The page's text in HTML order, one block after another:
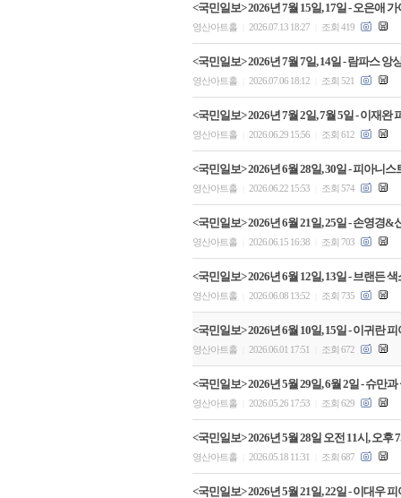
<국민일보> 2026년 7월 15일, 17일 - 오은애
영산아트홀 2026.07.13 18:27 조회 419
<국민일보> 2026년 7월 7일, 14일 - 람파스 앙
영산아트홀 2026.07.06 18:12 조회 521
<국민일보> 2026년 7월 2일, 7월 5일 - 이재
영산아트홀 2026.06.29 15:56 조회 612
<국민일보> 2026년 6월 28일, 30일 - 피아니
영산아트홀 2026.06.22 15:53 조회 574
<국민일보> 2026년 6월 21일, 25일 - 손영경
영산아트홀 2026.06.15 16:38 조회 703
<국민일보> 2026년 6월 12일, 13일 - 브랜든
영산아트홀 2026.06.08 13:52 조회 735
<국민일보> 2026년 6월 10일, 15일 - 이귀란
영산아트홀 2026.06.01 17:51 조회 672
<국민일보> 2026년 5월 29일, 6월 2일 - 슈만
영산아트홀 2026.05.26 17:53 조회 629
<국민일보> 2026년 5월 28일 오전 11시, 오
영산아트홀 2026.05.18 11:31 조회 687
<국민일보> 2026년 5월 21일, 22일 - 이대우